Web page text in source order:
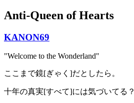
Anti-Queen of Hearts
KANON69
"Welcome to the Wonderland"
ここまで鏡[ぎゃく]だとしたら。
十年の真実[すべて]には気づいてる？